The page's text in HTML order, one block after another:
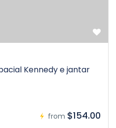
Kennedy e jantar
from $154.00